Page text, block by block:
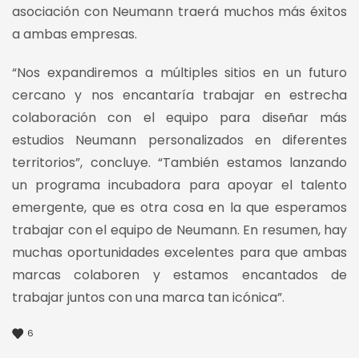
asociación con Neumann traerá muchos más éxitos
a ambas empresas.
“Nos expandiremos a múltiples sitios en un futuro
cercano y nos encantaría trabajar en estrecha
colaboración con el equipo para diseñar más
estudios Neumann personalizados en diferentes
territorios”, concluye. “También estamos lanzando
un programa incubadora para apoyar el talento
emergente, que es otra cosa en la que esperamos
trabajar con el equipo de Neumann. En resumen, hay
muchas oportunidades excelentes para que ambas
marcas colaboren y estamos encantados de
trabajar juntos con una marca tan icónica”.
6